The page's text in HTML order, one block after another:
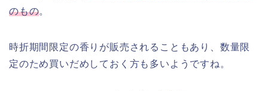
のもの。
時折期間限定の香りが販売されることもあり、数量限
定のため買いだめしておく方も多いようですね。